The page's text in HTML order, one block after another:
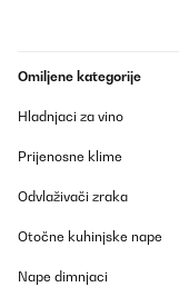
Omiljene kategorije
Hladnjaci za vino
Prijenosne klime
Odvlaživači zraka
Otočne kuhinjske nape
Nape dimnjaci